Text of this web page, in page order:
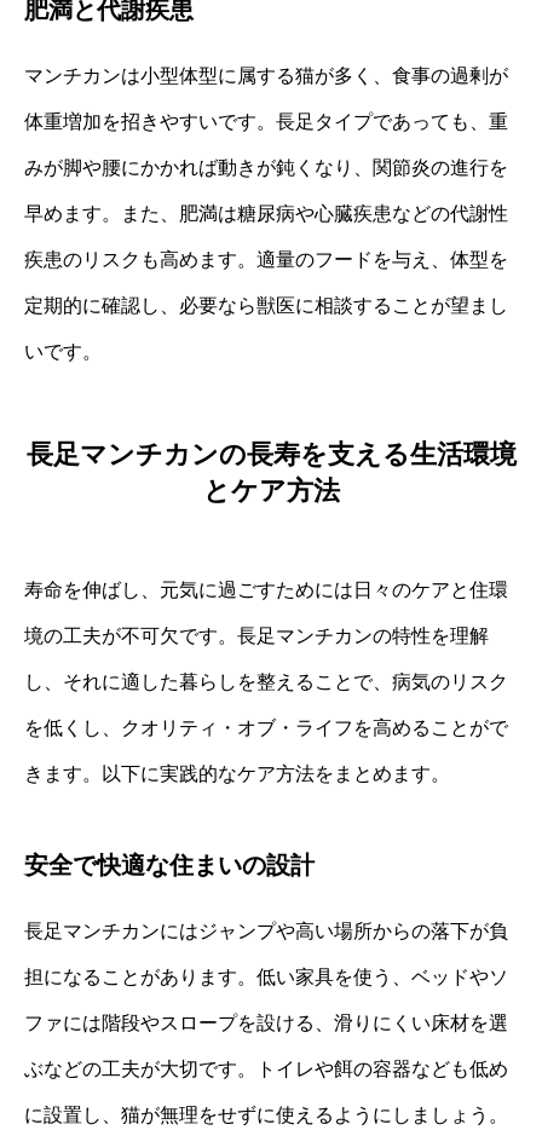
肥満と代謝疾患
マンチカンは小型体型に属する猫が多く、食事の過剰が
体重増加を招きやすいです。長足タイプであっても、重
みが脚や腰にかかれば動きが鈍くなり、関節炎の進行を
早めます。また、肥満は糖尿病や心臓疾患などの代謝性
疾患のリスクも高めます。適量のフードを与え、体型を
定期的に確認し、必要なら獣医に相談することが望まし
いです。
長足マンチカンの長寿を支える生活環境
とケア方法
寿命を伸ばし、元気に過ごすためには日々のケアと住環
境の工夫が不可欠です。長足マンチカンの特性を理解
し、それに適した暮らしを整えることで、病気のリスク
を低くし、クオリティ・オブ・ライフを高めることがで
きます。以下に実践的なケア方法をまとめます。
安全で快適な住まいの設計
長足マンチカンにはジャンプや高い場所からの落下が負
担になることがあります。低い家具を使う、ベッドやソ
ファには階段やスロープを設ける、滑りにくい床材を選
ぶなどの工夫が大切です。トイレや餌の容器なども低め
に設置し、猫が無理をせずに使えるようにしましょう。